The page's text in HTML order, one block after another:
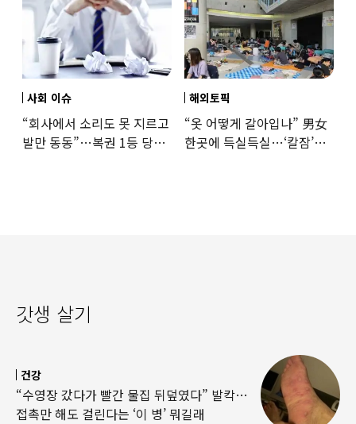
사회 이슈
“회사에서 소리도 못 지르고
발만 동동”…복권 1등 당첨
해외토픽
“옷 어떻게 갈아입나” 男女
한곳에 득실득실…‘칼잠’
갓생 살기
건강
“수영장 갔다가 빨간 물집 뒤덮였다” 발칵…
접촉만 해도 걸린다는 ‘이 병’ 뭐길래